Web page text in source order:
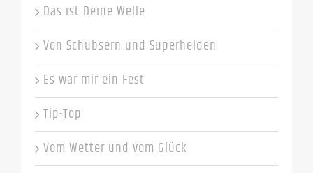
Das ist Deine Welle
Von Schubsern und Superhelden
Es war mir ein Fest
Tip-Top
Vom Wetter und vom Glück